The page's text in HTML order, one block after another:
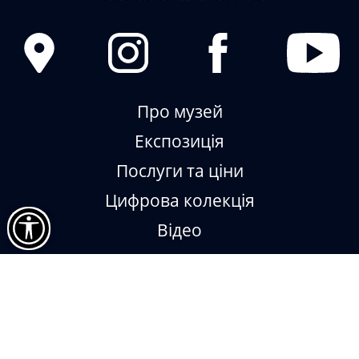
Про музей
Експозиція
Послуги та ціни
Цифрова колекція
Відео
Контакти